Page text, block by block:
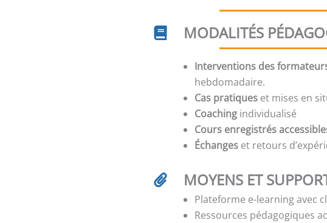
MODALITÉS
Interventions des
hebdomadaire.
Cas pratiques et mises en
Coaching individualisé
Cours enregistrés
Échanges et retours
MOYENS ET
Plateforme e-learning avec
Ressources pédagogiques